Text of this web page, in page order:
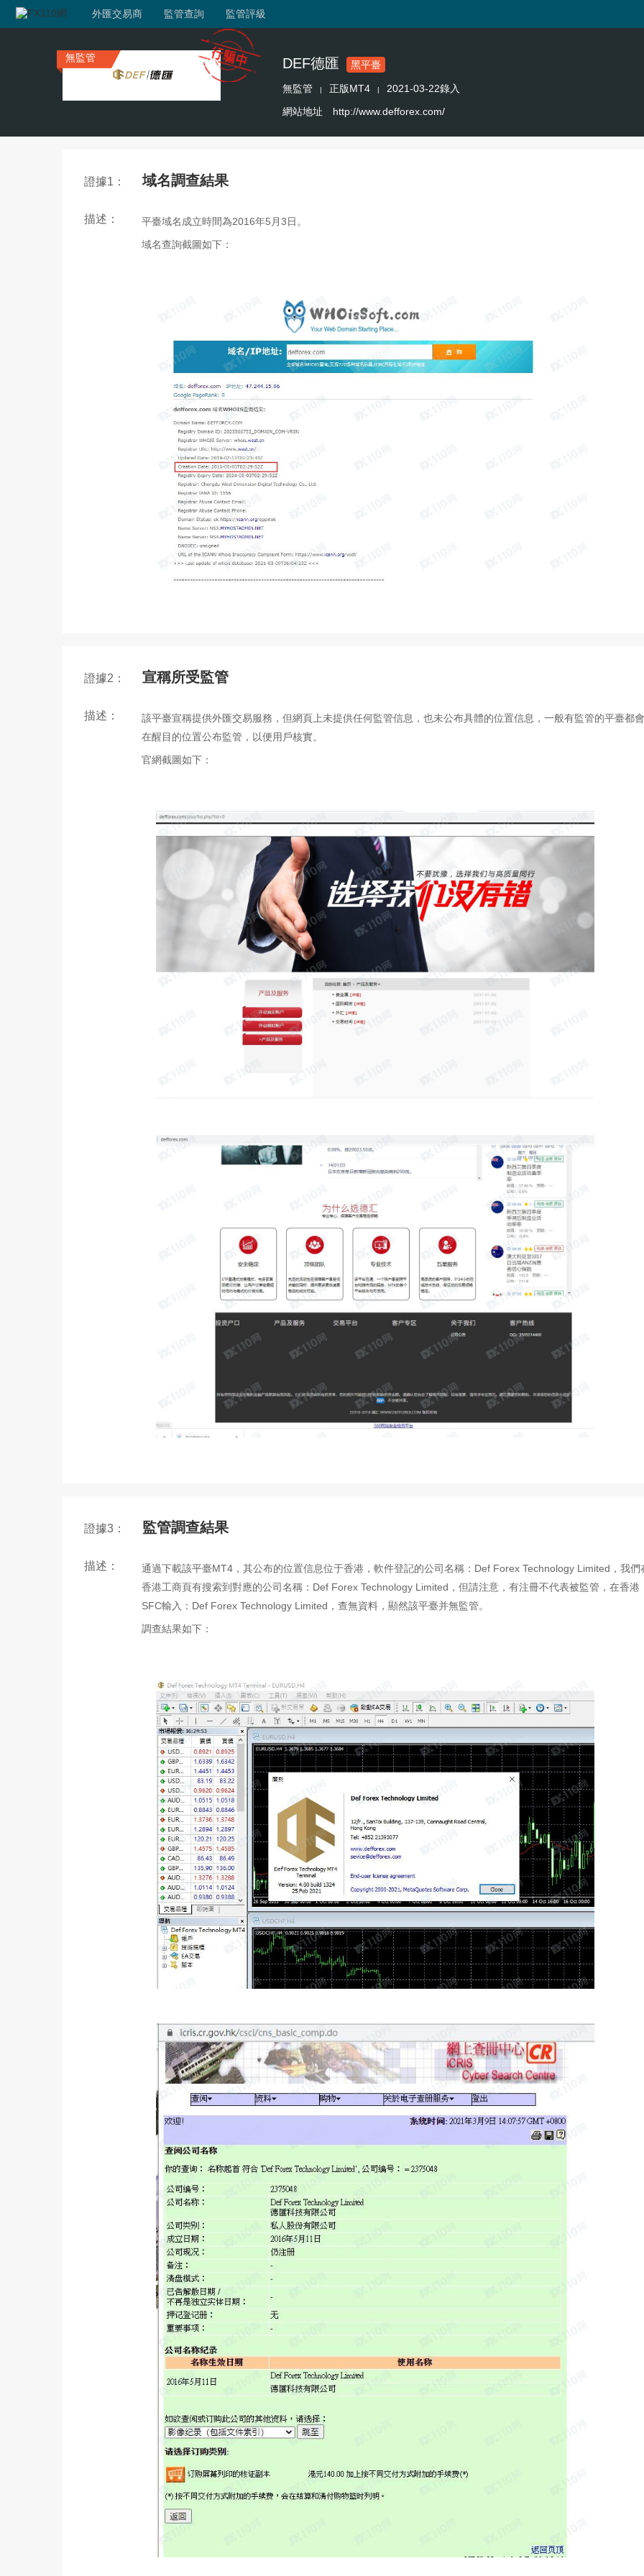
外匯交易商 監管查詢 監管評級
無監管 DEF德匯 黑平臺
無監管 | 正版MT4 |
2021-03-22錄入
網站地址
http://www.defforex.com/
證據1： 域名調查結果
描述：
平臺域名成立時間為2016年5月3日。
域名查詢截圖如下：
證據2： 宣稱所受監管
描述：
該平臺宣稱提供外匯交易服務，但網頁上未提供任何監管信息，也未公布具體的位置信息，一般有監管的平臺都會
在醒目的位置公布監管，以便用戶核實。
官網截圖如下：
證據3： 監管調查結果
描述：
通過下載該平臺MT4，其公布的位置信息位于香港，軟件登記的公司名稱：Def Forex Technology Limited，我們
香港工商頁有搜索到對應的公司名稱：Def Forex Technology Limited，但請注意，有注冊不代表被監管，在香港
SFC輸入：Def Forex Technology Limited，查無資料，顯然該平臺并無監管。
調查結果如下：